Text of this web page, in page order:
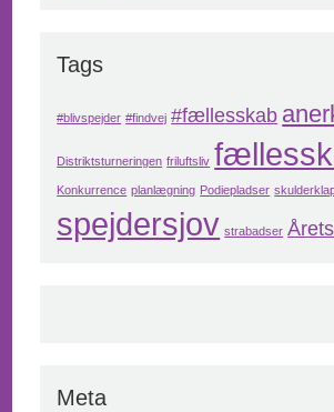
Tags
#blivspejder #findvej #fællesskab
Distriktsturneringen friluftsliv
Konkurrence planlægning Podiepladser
spejdersjov strabadser
Meta